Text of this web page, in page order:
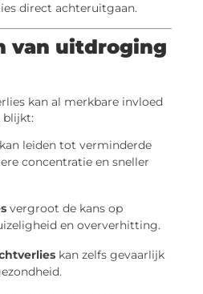
direct achteruitgaan.
van uitdroging
kan al merkbare invloed
blijkt:
kan leiden tot verminderde
concentratie en sneller
vergroot de kans op
en oververhitting.
kan zelfs gevaarlijk